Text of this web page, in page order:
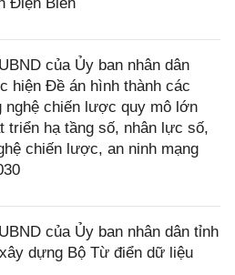
của Ủy ban nhân dân
hiện Đề án hình thành các
nghệ chiến lược quy mô lớn
triển hạ tầng số, nhân lực số,
chiến lược, an ninh mạng
của Ủy ban nhân dân tỉnh
dựng Bộ Từ điển dữ liệu